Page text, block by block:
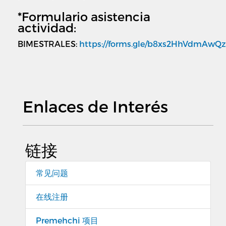
*Formulario asistencia
actividad:
BIMESTRALES: https://forms.gle/
Enlaces de Interés
链接
常见问题
在线注册
Premehchi 项目